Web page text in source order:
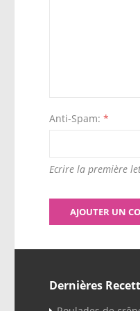
Anti-Spam: *
Ecrire la première
Dernières